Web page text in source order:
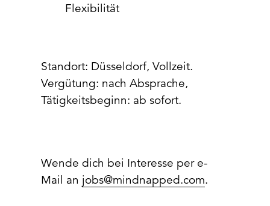
Flexibilität
Standort: Düsseldorf, Vollzeit.
Vergütung: nach Absprache,
Tätigkeitsbeginn: ab sofort.
Wende dich bei Interesse per e-
Mail an jobs@mindnapped.com.